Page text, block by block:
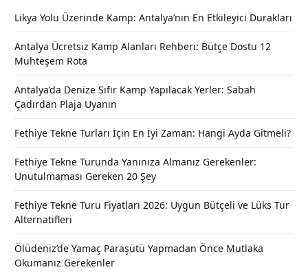
Likya Yolu Üzerinde Kamp: Antalya’nın En Etkileyici Durakları
Antalya Ücretsiz Kamp Alanları Rehberi: Bütçe Dostu 12
Muhteşem Rota
Antalya’da Denize Sıfır Kamp Yapılacak Yerler: Sabah
Çadırdan Plaja Uyanın
Fethiye Tekne Turları İçin En İyi Zaman: Hangi Ayda Gitmeli?
Fethiye Tekne Turunda Yanınıza Almanız Gerekenler:
Unutulmaması Gereken 20 Şey
Fethiye Tekne Turu Fiyatları 2026: Uygun Bütçeli ve Lüks Tur
Alternatifleri
Ölüdeniz’de Yamaç Paraşütü Yapmadan Önce Mutlaka
Okumanız Gerekenler